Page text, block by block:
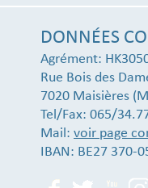
DONNÉES
Agrément:
Rue Bois des
7020 Maisières
Tel/Fax: 065/
Mail: voir page
IBAN: BE27 370-